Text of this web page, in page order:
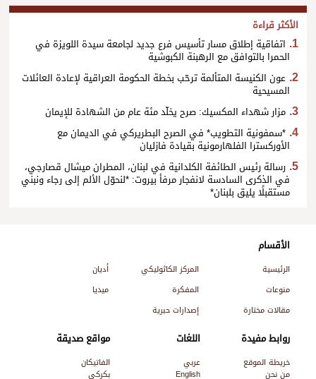
الأكثر قراءة
اتفاقية إطلاق مسار تأسيس فرع جديد لجامعة سيدة اللويزة في
الحمرا بالتوافق مع الرهبنة الكبوشية
عون الكنيسة المتألمة ترحّب بخطة الحكومة العراقية لإعادة العائلات
المسيحية
مزار شهداء المكسيك: صرح يخلّد مئة عام من الشهادة للإيمان
*سمفونية التطويب* في الصرح البطريركي في الديمان مع
الأوركسترا الفلهارمونية بقيادة فازليان
رسالة رئيس الطائفة الكلدانية في لبنان، المطران ميشال قصارجي،
في الذكرى السادسة لانفجار مرفأ بيروت: *لنحوّل الألم إلى رجاء ونبني
مستقبلًا يليق بلبنان*
الأقسام
الرئيسية المركز الكاثوليكي
أديان
منوعات
المفكرة
ميديا
مقالات مختارة
إصدارات حبرية
روابط مفيدة
خريطة الموقع
من نحن
اللغات
عربي
English
مواقع صديقة
الفاتيكان
بكركي